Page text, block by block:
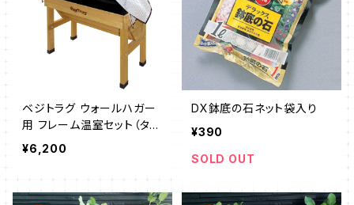
ベジトラグ ウォールハガー
用 フレーム温室セット（タカ
ショー）
¥6,200
DX鉢底の石ネット袋入り
¥390
SOLD OUT